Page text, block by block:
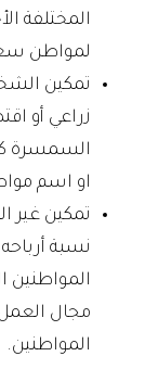
المختلفة
لمواطن
تمكين
زراعي أو
السمسرة
او اسم
تمكين غير
نسبة
مجال
المواطنين.